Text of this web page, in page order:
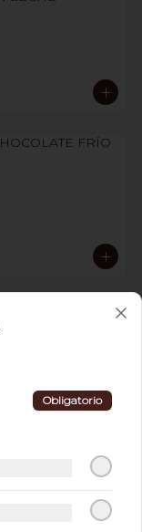
Obligatorio